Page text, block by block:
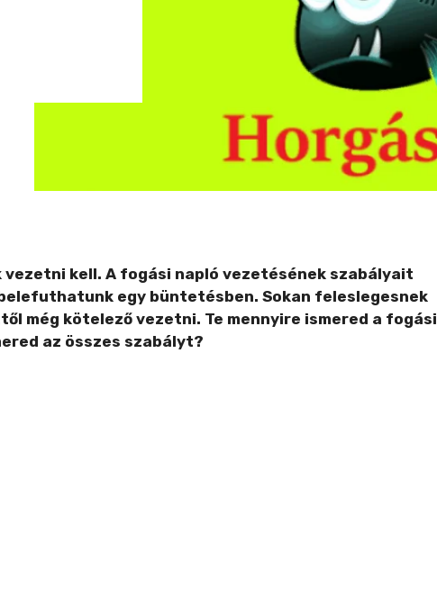
kell. A fogási napló vezetésének szabályait
egy büntetésben. Sokan feleslegesnek
még kötelező vezetni. Te mennyire ismered a fogási
az összes szabályt?